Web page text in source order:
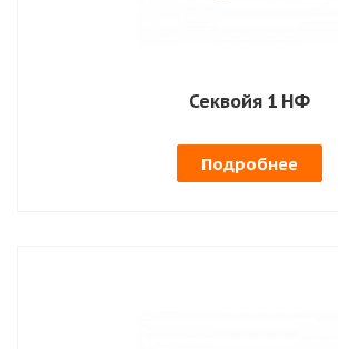
Секвойя 1 НФ
Подробнее